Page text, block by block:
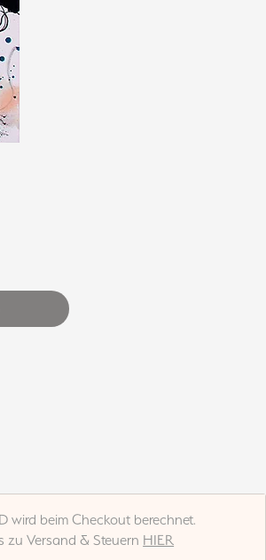
wird beim Checkout berechnet.
zu Versand & Steuern HIER